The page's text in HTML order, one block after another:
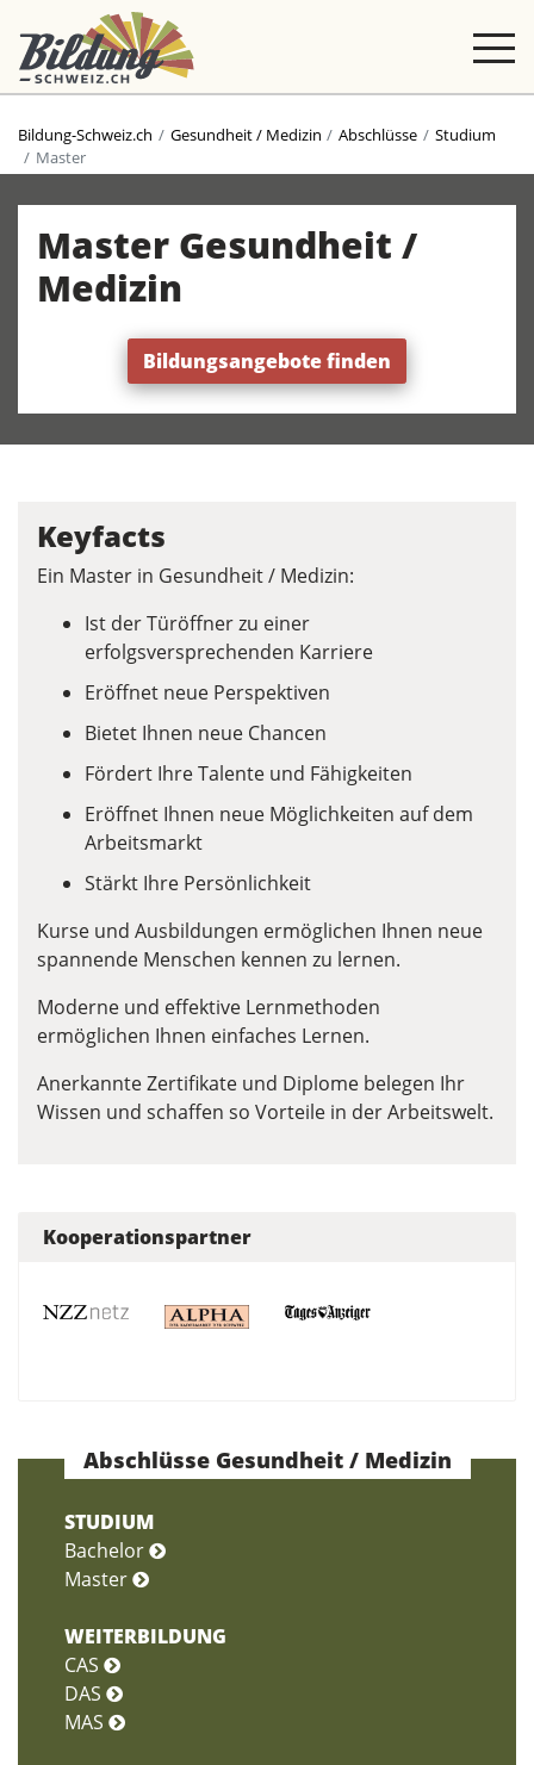
Bildung-Schweiz.ch Gesundheit / Medizin Abschlüsse
Studium
Master
Master Gesundheit /
Medizin
Bildungsangebote finden
Keyfacts
Ein Master in Gesundheit / Medizin:
Ist der Türöffner zu einer
erfolgsversprechenden Karriere
Eröffnet neue Perspektiven
Bietet Ihnen neue Chancen
Fördert Ihre Talente und Fähigkeiten
Eröffnet Ihnen neue Möglichkeiten auf dem
Arbeitsmarkt
Stärkt Ihre Persönlichkeit
Kurse und Ausbildungen ermöglichen Ihnen neue
spannende Menschen kennen zu lernen.
Moderne und effektive Lernmethoden
ermöglichen Ihnen einfaches Lernen.
Anerkannte Zertifikate und Diplome belegen Ihr
Wissen und schaffen so Vorteile in der Arbeitswelt.
Kooperationspartner
Abschlüsse Gesundheit / Medizin
STUDIUM
Bachelor
Master
WEITERBILDUNG
CAS
DAS
MAS